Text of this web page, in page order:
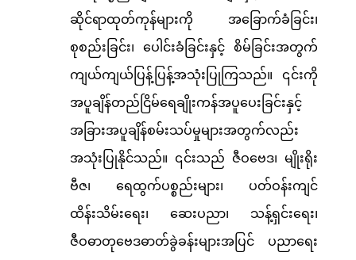
ဆိုင်ရာထုတ်ကုန်များကို အခြောက်ခံခြင်း၊
စုစည်းခြင်း၊ ပေါင်းခံခြင်းနှင့် စိမ်ခြင်းအတွက်
ကျယ်ကျယ်ပြန့်ပြန့်အသုံးပြုကြသည်။ ၎င်းကို
အပူချိန်တည်ငြိမ်ရေချိုးကန်အပူပေးခြင်းနှင့်
အခြားအပူချိန်စမ်းသပ်မှုများအတွက်လည်း
အသုံးပြုနိုင်သည်။ ၎င်းသည် ဇီဝဗေဒ၊ မျိုးရိုး
ဗီဇ၊ ရေထွက်ပစ္စည်းများ၊ ပတ်ဝန်းကျင်
ထိန်းသိမ်းရေး၊ ဆေးပညာ၊ သန့်ရှင်းရေး၊
ဇီဝဓာတုဗေဒဓာတ်ခွဲခန်းများအပြင် ပညာရေး